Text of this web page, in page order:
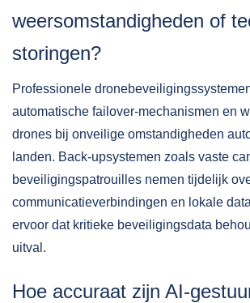
weersomstandigheden of
storingen?
Professionele
automatische failover-mechanismen en
drones bij onveilige omstandigheden
landen. Back-upsystemen zoals vaste
beveiligingspatrouilles nemen tijdelijk
communicatieverbindingen en lokale
ervoor dat kritieke beveiligingsdata
uitval.
Hoe accuraat zijn AI-